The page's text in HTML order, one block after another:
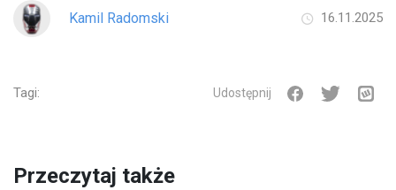
Kamil Radomski 16.11.2025
Tagi: Udostępnij
Przeczytaj także